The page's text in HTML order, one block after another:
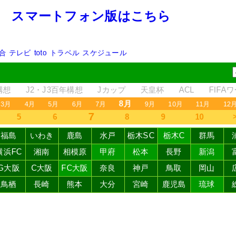
スマートフォン版はこちら
テレビ toto トラベル スケジュール
想 J2・J3百年構想 Jカップ 天皇杯 ACL FIFA
3月 4月 5月 6月 7月 8月 9月 10月 11月 12月
5 6 7 8 9 10
福島 いわき 鹿島 水戸 栃木SC 栃木C 群馬
浜FC 湘南 相模原 甲府 松本 長野 新潟
大阪 C大阪 FC大阪 奈良 神戸 鳥取 岡山
鳥栖 長崎 熊本 大分 宮崎 鹿児島 琉球